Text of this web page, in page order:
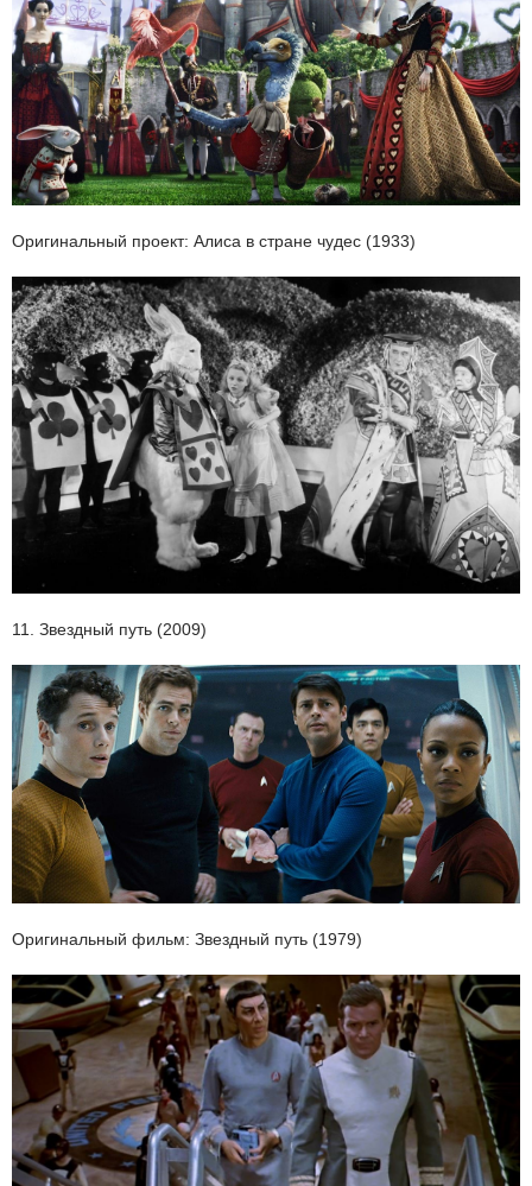
Оригинальный проект: Алиса в стране чудес (1933)
11. Звездный путь (2009)
Оригинальный фильм: Звездный путь (1979)